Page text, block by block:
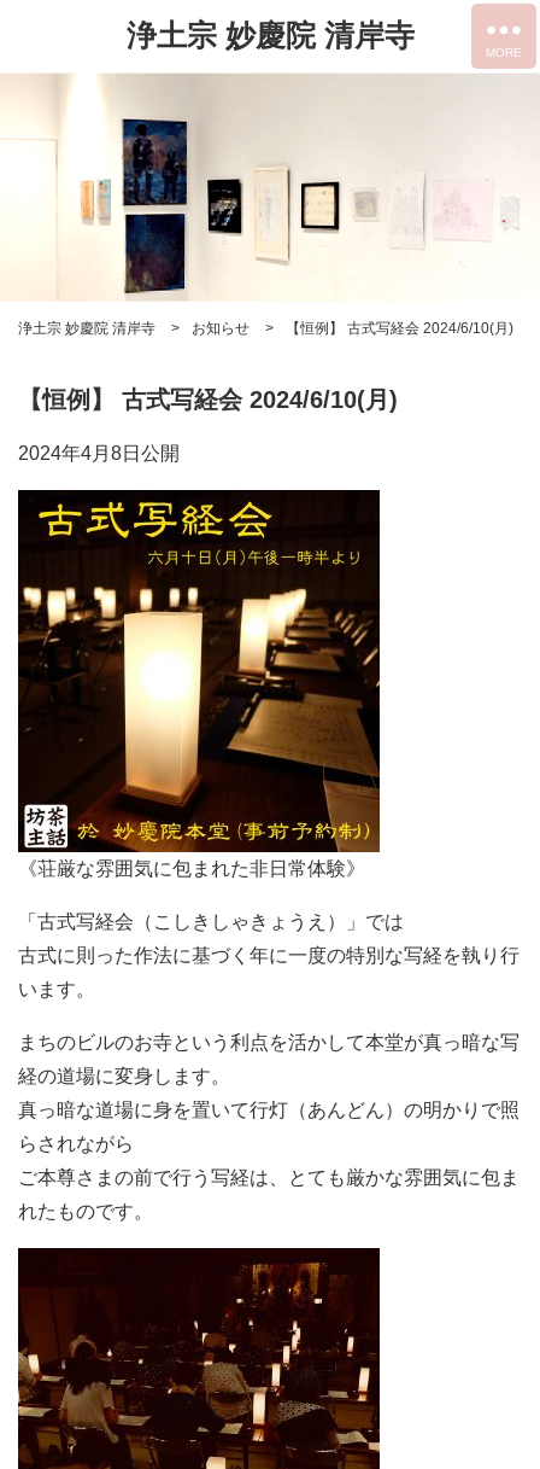
浄土宗 妙慶院 清岸寺
浄土宗 妙慶院 清岸寺 お知らせ 【恒例】 古式写経会 2024/6/10(月)
【恒例】 古式写経会 2024/6/10(月)
2024年4月8日公開
《荘厳な雰囲気に包まれた非日常体験》
「古式写経会（こしきしゃきょうえ）」では
古式に則った作法に基づく年に一度の特別な写経を執り行
います。
まちのビルのお寺という利点を活かして本堂が真っ暗な写
経の道場に変身します。
真っ暗な道場に身を置いて行灯（あんどん）の明かりで照
らされながら
ご本尊さまの前で行う写経は、とても厳かな雰囲気に包ま
れたものです。